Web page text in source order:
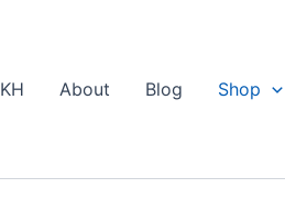
About Blog Shop